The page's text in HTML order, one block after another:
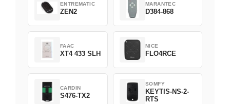
ENTREMATIC
ZEN2
MARANTEC
D384-868
FAAC
XT4 433 SLH
NICE
FLO4RCE
CARDIN
S476-TX2
SOMFY
KEYTIS-NS-2-
RTS